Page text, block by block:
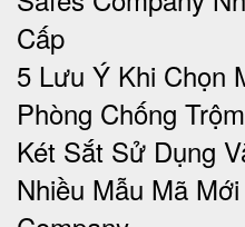
Cấp
5 Lưu Ý Khi Chọn
Phòng Chống
Két Sắt Sử Dụng
Nhiều Mẫu Mã